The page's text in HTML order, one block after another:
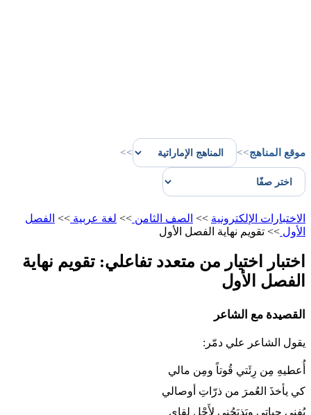
موقع المناهج>>
>>
الاختبارات الإلكترونية >> الصف الثامن >> لغة عربية >> الفصل
الأول >> تقويم نهاية الفصل الأول
اختبار اختيار من متعدد تفاعلي: تقويم نهاية
الفصل الأول
القصيدة مع الشاعر
يقول الشاعر علي دمّر:
أُعطيهِ مِن رِئَتي قُوتاً ومِن مالي
كي يأخذَ العُمرَ من ذرّاتِ أوصالي
يُفني حياتي ويَذبَحُني لأَجْلِ لقاي